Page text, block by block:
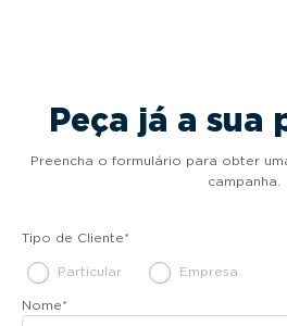
Peça já a sua
Preencha o formulário para obter
campanha.
Tipo de Cliente*
Particular Empresa
Nome*